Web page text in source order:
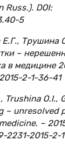
Russ.). DOI:
5
Трушина
–
в медицине
2-1-36-41
Trushina O.I.,
– unresolved
–
2231-2015-2-